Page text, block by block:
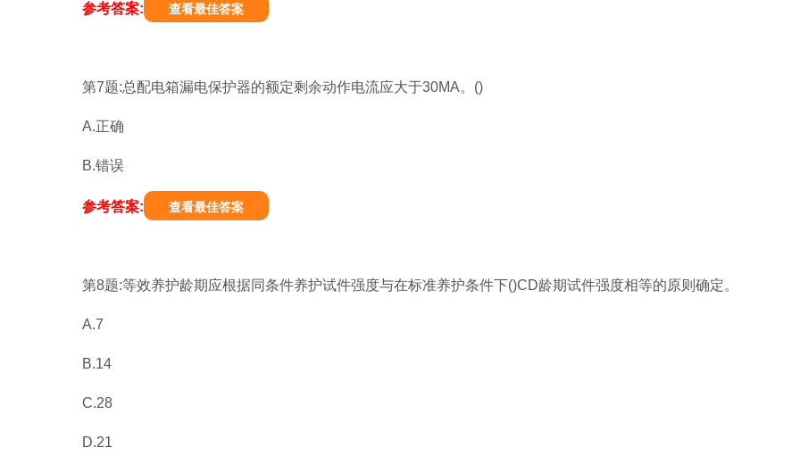
参考答案: 查看最佳答案
第7题:总配电箱漏电保护器的额定剩余动作电流应大于30MA。()
A.正确
B.错误
参考答案: 查看最佳答案
第8题:等效养护龄期应根据同条件养护试件强度与在标准养护条件下()CD龄期试件强度相等的原则确定。
A.7
B.14
C.28
D.21